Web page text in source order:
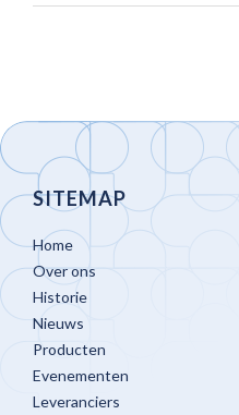
SITEMAP
Home
Over ons
Historie
Nieuws
Producten
Evenementen
Leveranciers